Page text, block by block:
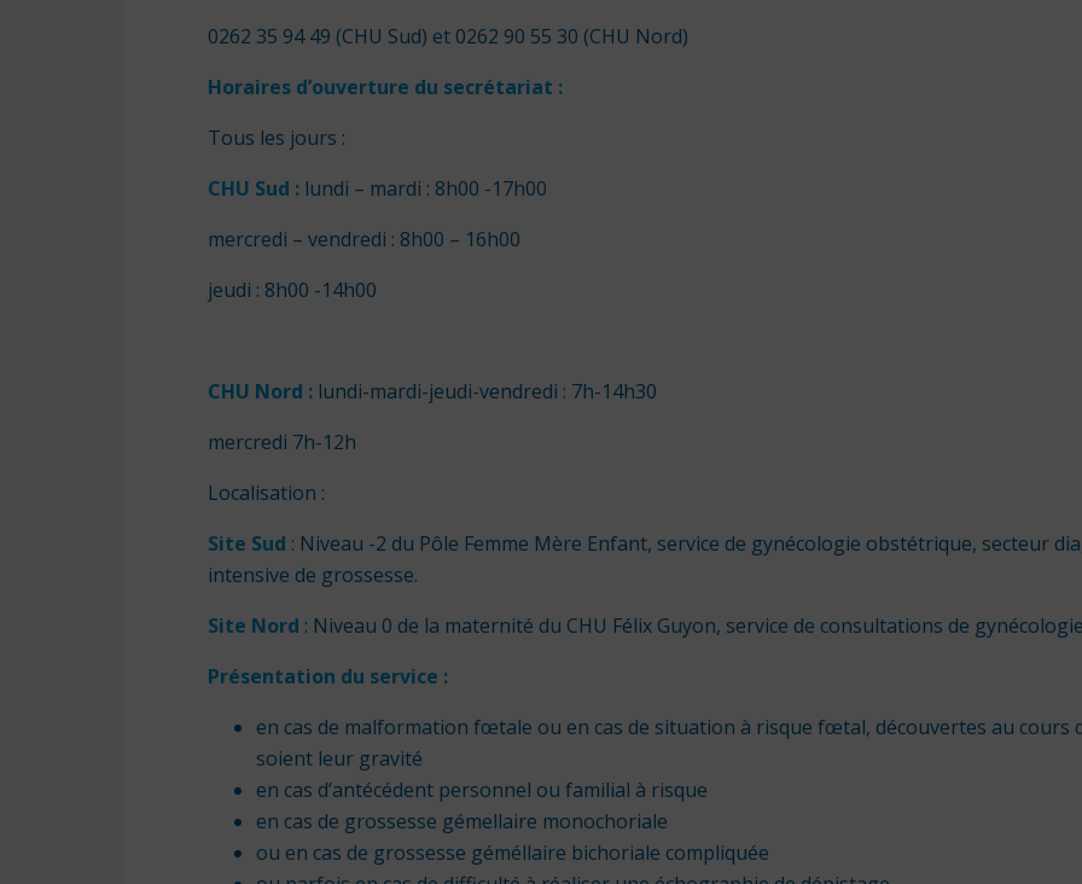
0262 35 94 49 (CHU Sud) et 0262 90 55 30 (CHU Nord)
Horaires d’ouverture du secrétariat :
Tous les jours :
CHU Sud : lundi – mardi : 8h00 -17h00
mercredi – vendredi : 8h00 – 16h00
jeudi : 8h00 -14h00
CHU Nord : lundi-mardi-jeudi-vendredi : 7h-14h30
mercredi 7h-12h
Localisation :
Site Sud : Niveau -2 du Pôle Femme Mère Enfant, service de gynécologie obstétrique, secteur
intensive de grossesse.
Site Nord : Niveau 0 de la maternité du CHU Félix Guyon, service de consultations de
Présentation du service :
en cas de malformation fœtale ou en cas de situation à risque fœtal, découvertes au cours
soient leur gravité
en cas d’antécédent personnel ou familial à risque
en cas de grossesse gémellaire monochoriale
ou en cas de grossesse géméllaire bichoriale compliquée